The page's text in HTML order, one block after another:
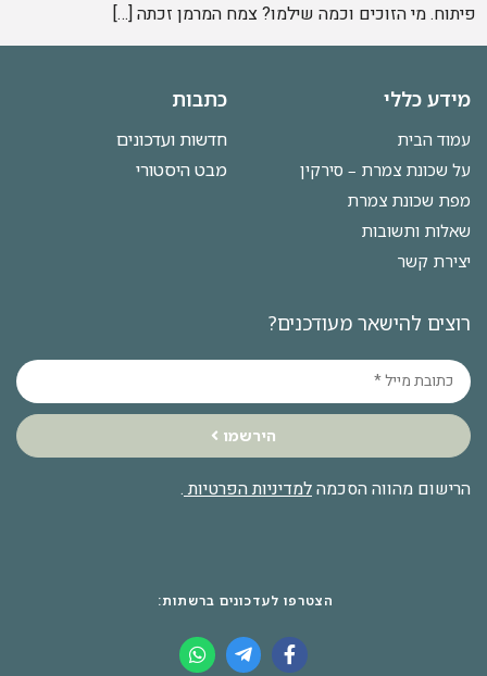
פיתוח. מי הזוכים וכמה שילמו? צמח המרמן זכתה […]
מידע כללי
עמוד הבית
על שכונת צמרת – סירקין
מפת שכונת צמרת
שאלות ותשובות
יצירת קשר
כתבות
חדשות ועדכונים
מבט היסטורי
רוצים להישאר מעודכנים?
הירשמו
הרישום מהווה הסכמהלמדיניות הפרטיות .
הצטרפו לעדכונים ברשתות: